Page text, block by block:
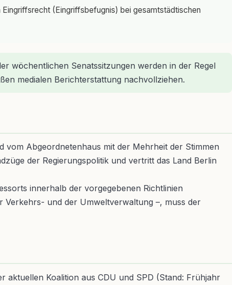
(Eingriffsbefugnis) bei gesamtstädtischen
wöchentlichen Senatssitzungen werden in der Regel
medialen Berichterstattung nachvollziehen.
vom Abgeordnetenhaus mit der Mehrheit der Stimmen
der Regierungspolitik und vertritt das Land Berlin
innerhalb der vorgegebenen Richtlinien
Verkehrs- und der Umweltverwaltung –, muss der
aktuellen Koalition aus CDU und SPD (Stand: Frühjahr